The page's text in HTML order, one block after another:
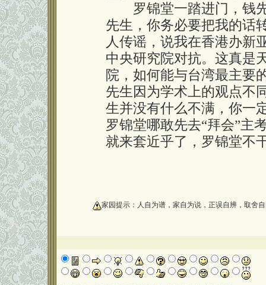
罗锦堂一踏进门，钱先
先生，你务必要把我的话
人传谣，说我在香港办新
中央研究院对抗。这真是
院，如何能与台湾最主要
先生因为学术上的观点不
生并没有什么不满，你一
罗锦堂哪敢先去“拜会”主
就来套近乎了，罗锦堂不
家园提示：人自为谱，家自为说，正误自辨，取舍